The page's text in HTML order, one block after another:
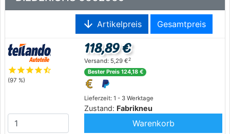
arrow_downward Artikelpreis Gesamtpreis
starstarstarstarstar_half
(97 %)
Lieferzeit: 1 - 3 Werktage
Zustand: Fabrikneu
118,89 €
Versand: 5,29 €2
Bester Preis 124,18 €
Warenkorb